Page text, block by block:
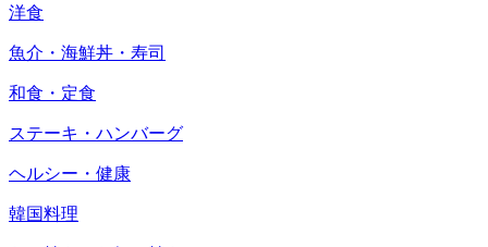
洋食
魚介・海鮮丼・寿司
和食・定食
ステーキ・ハンバーグ
ヘルシー・健康
韓国料理